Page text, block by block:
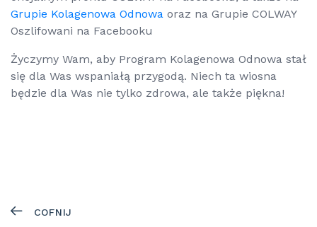
Grupie Kolagenowa Odnowa oraz na Grupie COLWAY
Oszlifowani na Facebooku
Życzymy Wam, aby Program Kolagenowa Odnowa stał
się dla Was wspaniałą przygodą. Niech ta wiosna
będzie dla Was nie tylko zdrowa, ale także piękna!
COFNIJ